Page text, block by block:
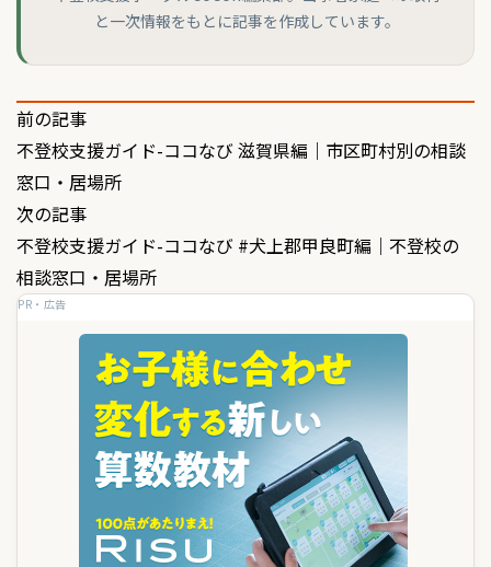
と一次情報をもとに記事を作成しています。
投
稿
ナ
ビ
ゲ
前の記事
不登校支援ガイド-ココなび 滋賀県編｜市区町村別の相談
窓口・居場所
次の記事
不登校支援ガイド-ココなび #犬上郡甲良町編｜不登校の
相談窓口・居場所
PR・広告